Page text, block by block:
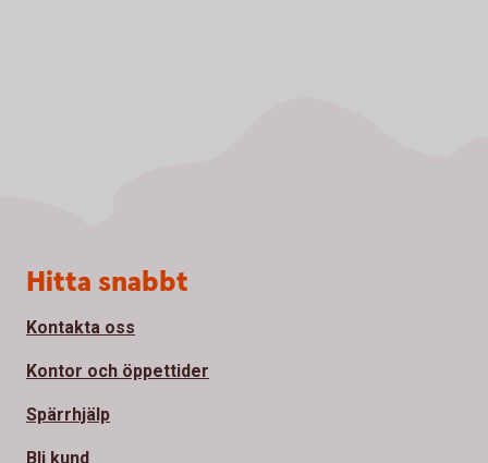
Sidfot
Hitta snabbt
Kontakta oss
Kontor och öppettider
Spärrhjälp
Bli kund